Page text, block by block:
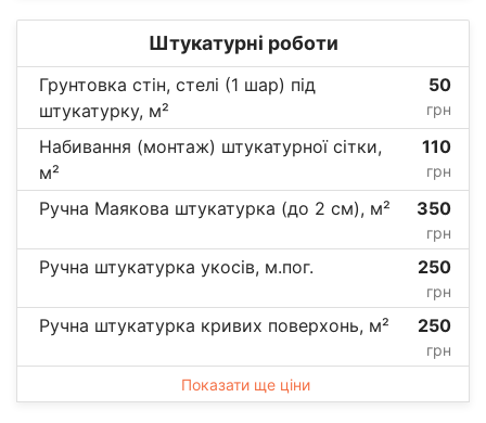
Штукатурні роботи
Грунтовка стін, стелі (1 шар) під
штукатурку, м²
50
грн
Набивання (монтаж) штукатурної сітки,
м²
110
грн
Ручна Маякова штукатурка (до 2 см), м² 350
грн
Ручна штукатурка укосів, м.пог. 250
грн
Ручна штукатурка кривих поверхонь, м² 250
грн
Показати ще ціни